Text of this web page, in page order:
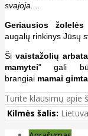
svajoja....
Geriausios
augalų rinkinys Jūsų
Ši vaistažolių arbata
mamytei" gali
brangiai mamai
Turite klausimų apie
Kilmės šalis: Lietuva